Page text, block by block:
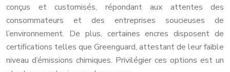
conçus et customisés, répondant aux attentes des
consommateurs et des entreprises soucieuses de
l’environnement. De plus, certaines encres disposent de
certifications telles que Greenguard, attestant de leur faible
niveau d’émissions chimiques. Privilégier ces options est un